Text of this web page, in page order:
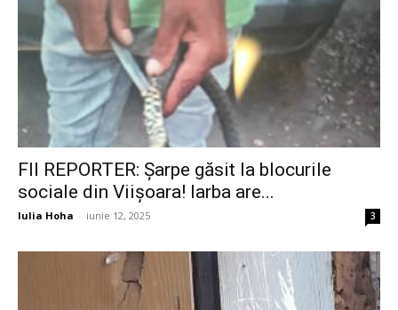
FII REPORTER: Șarpe găsit la blocurile
sociale din Viișoara! Iarba are...
Iulia Hoha - iunie 12, 2025 3